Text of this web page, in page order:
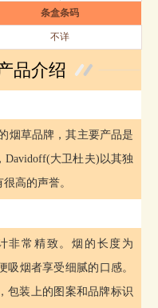
条盒条码
不详
品介绍
烟草品牌，其主要产品是
Davidoff(大卫杜夫)以其独
高的声誉。
非常精致。烟的长度为
吸烟者享受细腻的口感。
包装上的图案和品牌标识